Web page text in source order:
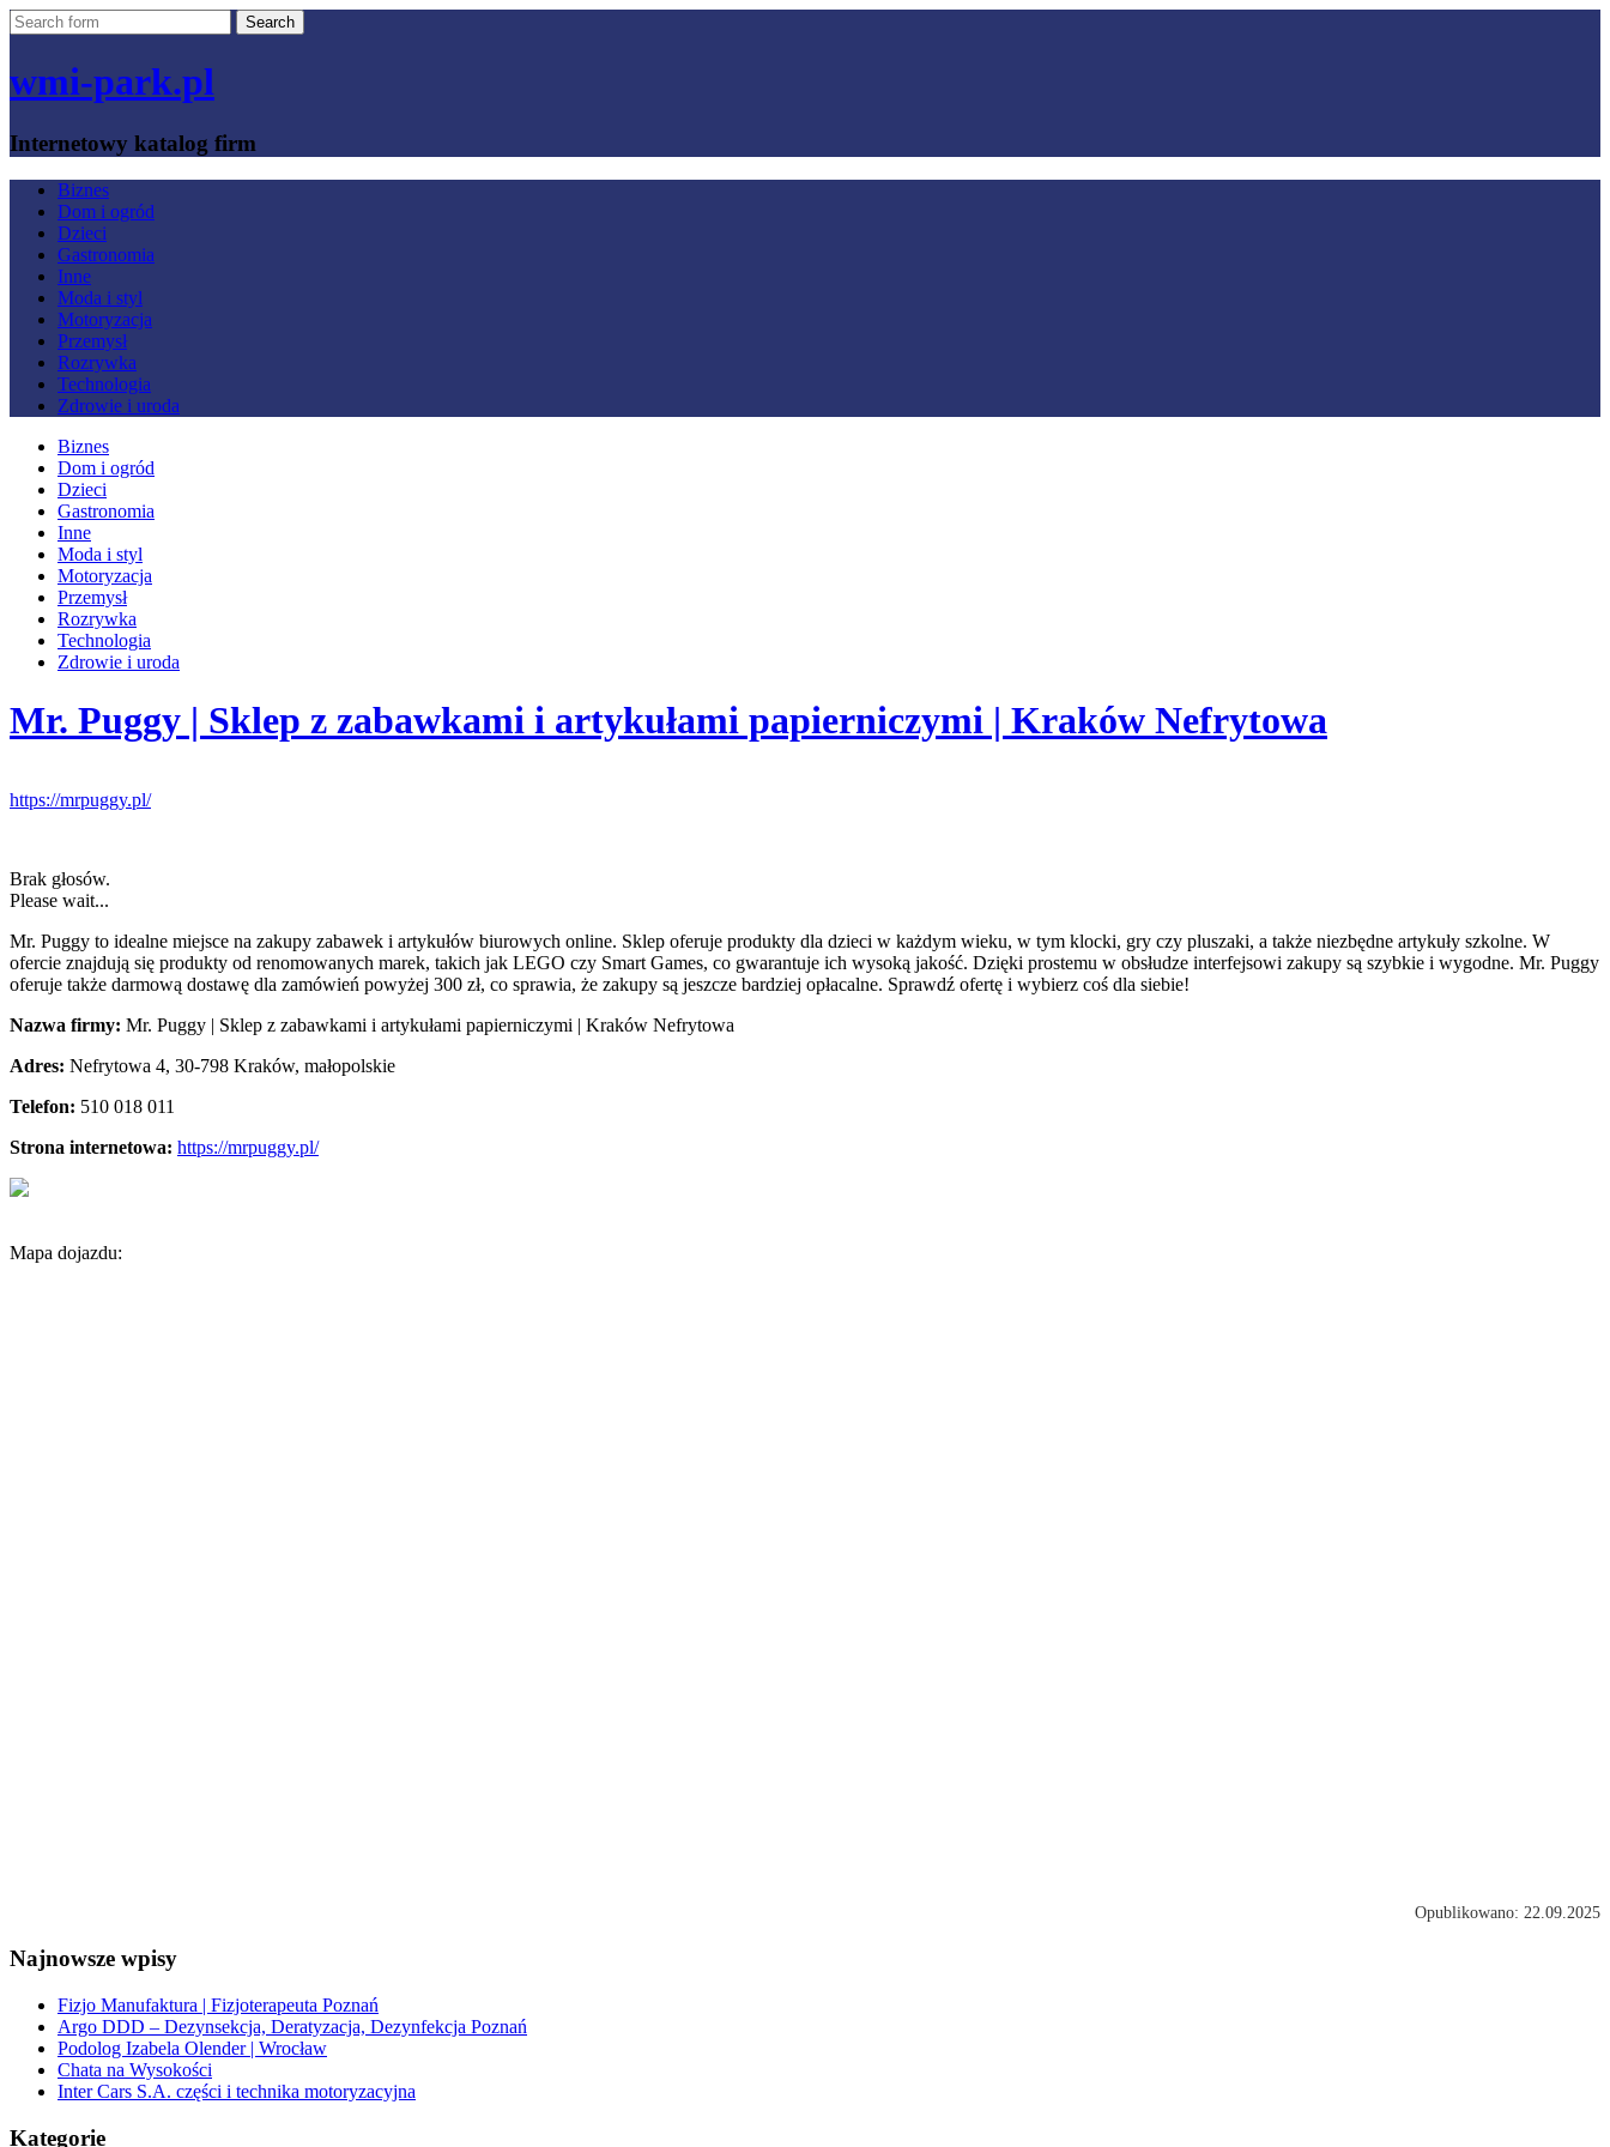
wmi-park.pl
Internetowy katalog firm
Biznes
Dom i ogród
Dzieci
Gastronomia
Inne
Moda i styl
Motoryzacja
Przemysł
Rozrywka
Technologia
Zdrowie i uroda
Biznes
Dom i ogród
Dzieci
Gastronomia
Inne
Moda i styl
Motoryzacja
Przemysł
Rozrywka
Technologia
Zdrowie i uroda
Mr. Puggy | Sklep z zabawkami i artykułami papierniczymi | Kraków Nefrytowa
https://mrpuggy.pl/
Brak głosów.
Please wait...
Mr. Puggy to idealne miejsce na zakupy zabawek i artykułów biurowych online. Sklep oferuje produkty dla dzieci w każdym wieku, w tym klocki, gry czy pluszaki, a także niezbędne artykuły szkolne. W
ofercie znajdują się produkty od renomowanych marek, takich jak LEGO czy Smart Games, co gwarantuje ich wysoką jakość. Dzięki prostemu w obsłudze interfejsowi zakupy są szybkie i wygodne. Mr. Puggy
oferuje także darmową dostawę dla zamówień powyżej 300 zł, co sprawia, że zakupy są jeszcze bardziej opłacalne. Sprawdź ofertę i wybierz coś dla siebie!
Nazwa firmy: Mr. Puggy | Sklep z zabawkami i artykułami papierniczymi | Kraków Nefrytowa
Adres: Nefrytowa 4, 30-798 Kraków, małopolskie
Telefon: 510 018 011
Strona internetowa: https://mrpuggy.pl/
Mapa dojazdu:
Opublikowano: 22.09.2025
Najnowsze wpisy
Fizjo Manufaktura | Fizjoterapeuta Poznań
Argo DDD – Dezynsekcja, Deratyzacja, Dezynfekcja Poznań
Podolog Izabela Olender | Wrocław
Chata na Wysokości
Inter Cars S.A. części i technika motoryzacyjna
Kategorie